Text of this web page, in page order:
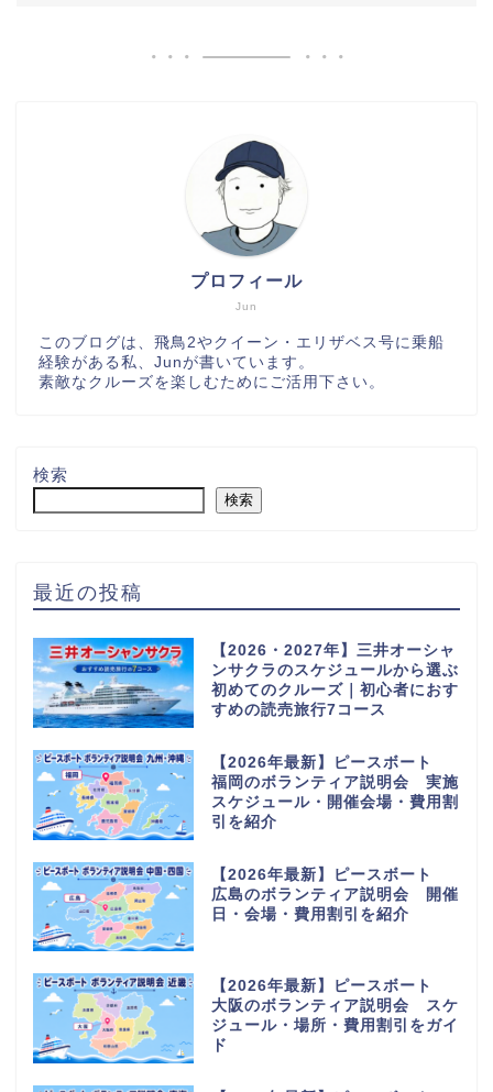
Jun
プロフィール
このブログは、飛鳥2やクイーン・エリザベス号に乗船
経験がある私、Junが書いています。
素敵なクルーズを楽しむためにご活用下さい。
検索
検索
最近の投稿
【2026・2027年】三井オーシャ
ンサクラのスケジュールから選ぶ
初めてのクルーズ｜初心者におす
すめの読売旅行7コース
【2026年最新】ピースボート
福岡のボランティア説明会 実施
スケジュール・開催会場・費用割
引を紹介
【2026年最新】ピースボート
広島のボランティア説明会 開催
日・会場・費用割引を紹介
【2026年最新】ピースボート
大阪のボランティア説明会 スケ
ジュール・場所・費用割引をガイ
ド